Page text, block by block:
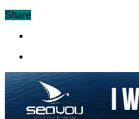
Share